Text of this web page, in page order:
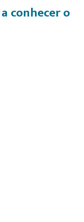
conhecer o